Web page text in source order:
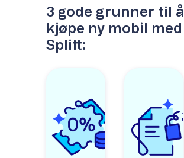
3 gode grunner til å
kjøpe ny mobil med
Splitt: